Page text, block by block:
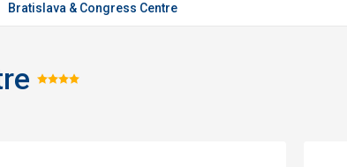
Bratislava & Congress Centre
Hodnotenie: